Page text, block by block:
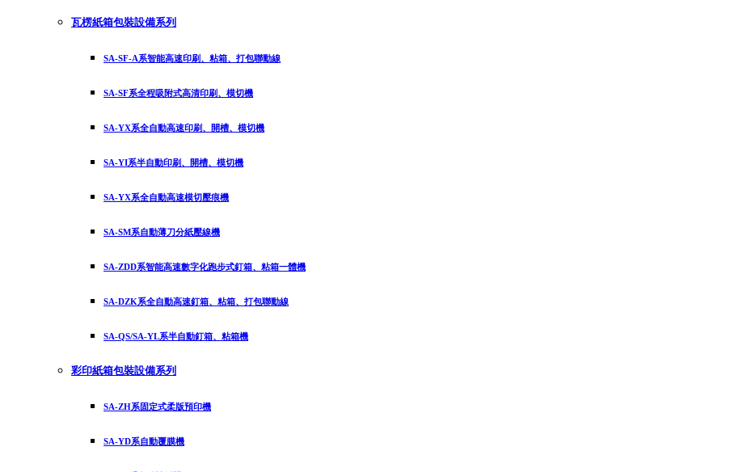
瓦楞紙箱包裝設備系列
SA-SF-A系智能高速印刷、粘箱、打包聯動線
SA-SF系全程吸附式高清印刷、模切機
SA-YX系全自動高速印刷、開槽、模切機
SA-YI系半自動印刷、開槽、模切機
SA-YX系全自動高速模切壓痕機
SA-SM系自動薄刀分紙壓線機
SA-ZDD系智能高速數字化跑步式釘箱、粘箱一體機
SA-DZK系全自動高速釘箱、粘箱、打包聯動線
SA-QS/SA-YL系半自動釘箱、粘箱機
彩印紙箱包裝設備系列
SA-ZH系固定式柔版預印機
SA-YD系自動覆膜機